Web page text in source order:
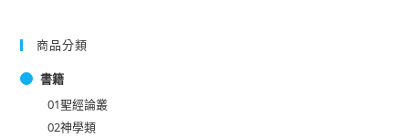
商品分類
書籍
01聖經論叢
02神學類